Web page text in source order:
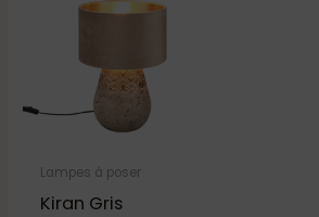
Lampes à poser
Kiran Gris